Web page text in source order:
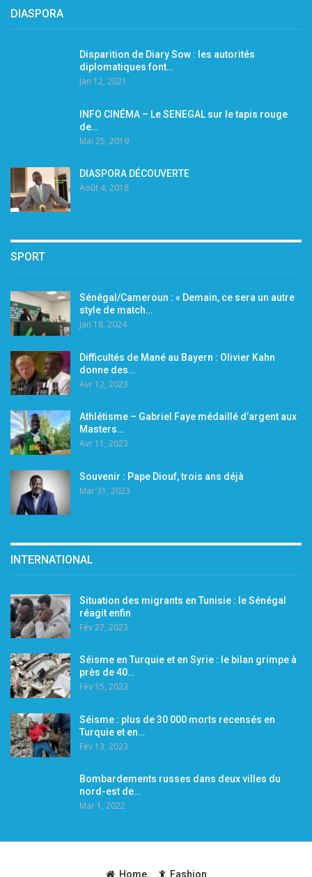
DIASPORA
Disparition de Diary Sow : les autorités
diplomatiques font…
Jan 12, 2021
INFO CINÉMA – Le SENEGAL sur le tapis rouge
de…
Mai 25, 2019
DIASPORA DÉCOUVERTE
Août 4, 2018
SPORT
Sénégal/Cameroun : « Demain, ce sera un autre
style de match…
Jan 18, 2024
Difficultés de Mané au Bayern : Olivier Kahn
donne des…
Avr 12, 2023
Athlétisme – Gabriel Faye médaillé d’argent aux
Masters…
Avr 11, 2023
Souvenir : Pape Diouf, trois ans déjà
Mar 31, 2023
INTERNATIONAL
Situation des migrants en Tunisie : le Sénégal
réagit enfin
Fév 27, 2023
Séisme en Turquie et en Syrie : le bilan grimpe à
près de 40…
Fév 15, 2023
Séisme : plus de 30 000 morts recensés en
Turquie et en…
Fév 13, 2023
Bombardements russes dans deux villes du
nord-est de…
Mar 1, 2022
Home Fashion